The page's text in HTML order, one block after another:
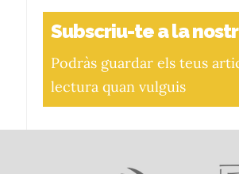
Subscriu-te a la
Podràs guardar els teus
lectura quan vulguis